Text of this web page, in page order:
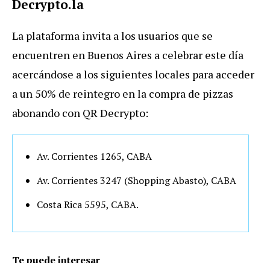
Decrypto.la
La plataforma invita a los usuarios que se
encuentren en Buenos Aires a celebrar este día
acercándose a los siguientes locales para acceder
a un 50% de reintegro en la compra de pizzas
abonando con QR Decrypto:
Av. Corrientes 1265, CABA
Av. Corrientes 3247 (Shopping Abasto), CABA
Costa Rica 5595, CABA.
Te puede interesar